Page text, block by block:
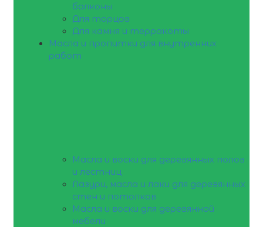
балконы
Для торцов
Для камня и терракоты
Масла и пропитки для внутренних
работ
Масла и воски для деревянных полов
и лестниц
Лазури, масла и лаки для деревянных
стен и потолков
Масла и воски для деревянной
мебели